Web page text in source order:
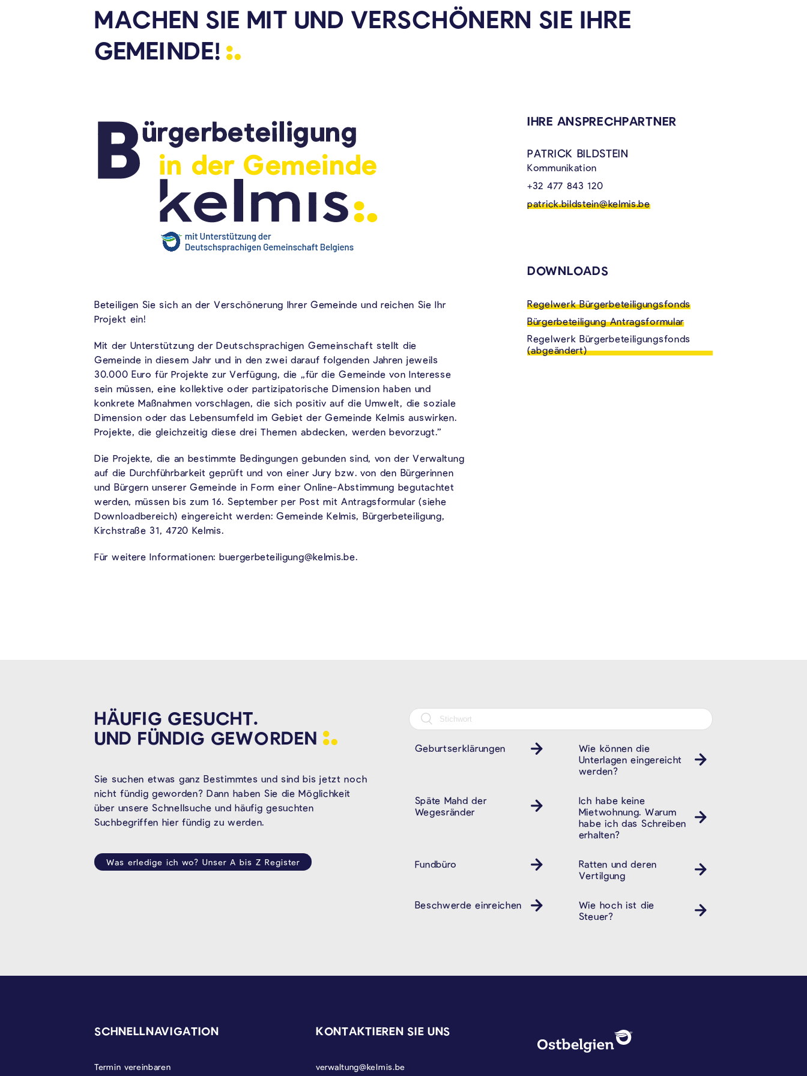
MACHEN SIE MIT UND VERSCHÖNERN SIE IHRE
GEMEINDE!
Beteiligen Sie sich an der Verschönerung Ihrer Gemeinde und reichen Sie Ihr
Projekt ein!
Mit der Unterstützung der Deutschsprachigen Gemeinschaft stellt die
Gemeinde in diesem Jahr und in den zwei darauf folgenden Jahren jeweils
30.000 Euro für Projekte zur Verfügung, die „für die Gemeinde von Interesse
sein müssen, eine kollektive oder partizipatorische Dimension haben und
konkrete Maßnahmen vorschlagen, die sich positiv auf die Umwelt, die soziale
Dimension oder das Lebensumfeld im Gebiet der Gemeinde Kelmis auswirken.
Projekte, die gleichzeitig diese drei Themen abdecken, werden bevorzugt.”
Die Projekte, die an bestimmte Bedingungen gebunden sind, von der Verwaltung
auf die Durchführbarkeit geprüft und von einer Jury bzw. von den Bürgerinnen
und Bürgern unserer Gemeinde in Form einer Online-Abstimmung begutachtet
werden, müssen bis zum 16. September per Post mit Antragsformular (siehe
Downloadbereich) eingereicht werden: Gemeinde Kelmis, Bürgerbeteiligung,
Kirchstraße 31, 4720 Kelmis.
Für weitere Informationen: buergerbeteiligung@kelmis.be.
VERKNÜPFTE INHALTE
IHRE ANSPRECHPARTNER
PATRICK BILDSTEIN
Kommunikation
+32 477 843 120
patrick.bildstein@kelmis.be
DOWNLOADS
Regelwerk Bürgerbeteiligungsfonds
Bürgerbeteiligung Antragsformular
Regelwerk Bürgerbeteiligungsfonds
(abgeändert)
HÄUFIG GESUCHT.
UND FÜNDIG GEWORDEN
Sie suchen etwas ganz Bestimmtes und sind bis jetzt noch
nicht fündig geworden? Dann haben Sie die Möglichkeit
über unsere Schnellsuche und häufig gesuchten
Suchbegriffen hier fündig zu werden.
Was erledige ich wo? Unser A bis Z Register
Geburtserklärungen
Wie können die
Unterlagen eingereicht
werden?
Späte Mahd der
Wegesränder
Ich habe keine
Mietwohnung. Warum
habe ich das Schreiben
erhalten?
Fundbüro
Ratten und deren
Vertilgung
Beschwerde einreichen
Wie hoch ist die
Steuer?
SCHNELLNAVIGATION
Termin vereinbaren
KONTAKTIEREN SIE UNS
verwaltung@kelmis.be
DATENSCHUTZ, IMPRESSUM